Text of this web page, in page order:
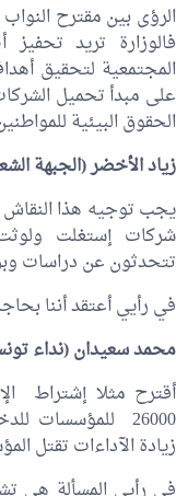
الرؤى بين مقترح
فالوزارة تريد
المجتمعية لتحقيق
على مبدأ تحميل
الحقوق البيئية
زياد الأخضر(الجبهة
يجب توجيه هذا
شركات إستغلت
تتحدثون عن دراسات
في رأيي أعتقد أننا
محمد سعيدان(نداء
26000
زيادة الآداءات تقتل